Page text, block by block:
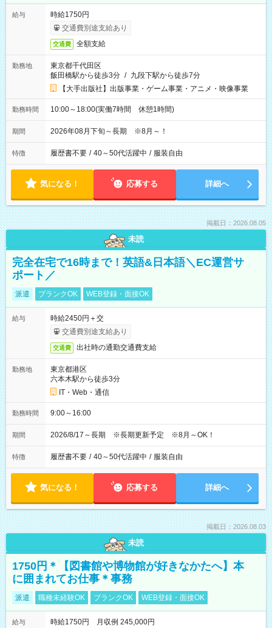
給与
時給1750円
交通費別途支給あり
交通費 全額支給
勤務地
東京都千代田区
飯田橋駅から徒歩3分 / 九段下駅から徒歩7分
【大手出版社】出版事業・ゲーム事業・アニメ・映像事業
勤務時間 10:00～18:00(実働7時間 休憩1時間)
期間 2026年08月下旬～長期 ※8月～！
特徴 履歴書不要 / 40～50代活躍中 / 服装自由
気になる！ 応募する 詳細へ
掲載日：2026.08.05
未読
完全在宅で16時まで！英語&日本語＼EC運営サ
ポート／
派遣 ブランクOK WEB登録・面接OK
給与
時給2450円＋交
交通費別途支給あり
交通費 出社時の通勤交通費支給
勤務地
東京都港区
六本木駅から徒歩3分
IT・Web・通信
勤務時間 9:00～16:00
期間 2026/8/17～長期 ※長期更新予定 ※8月～OK！
特徴 履歴書不要 / 40～50代活躍中 / 服装自由
気になる！ 応募する 詳細へ
掲載日：2026.08.03
未読
1750円＊【図書館や博物館が好きなかたへ】本
に囲まれてお仕事＊事務
派遣 職種未経験OK ブランクOK WEB登録・面接OK
給与
時給1750円 月収例 245,000円